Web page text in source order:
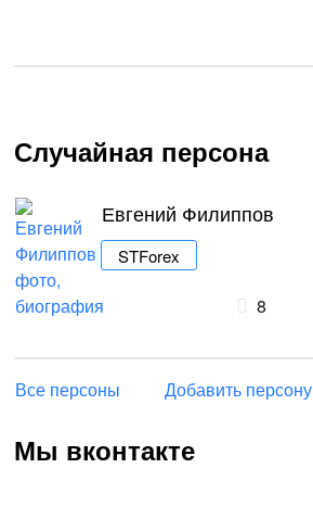
Случайная персона
Евгений Филиппов
STForex
8
Все персоны Добавить персону
Мы вконтакте